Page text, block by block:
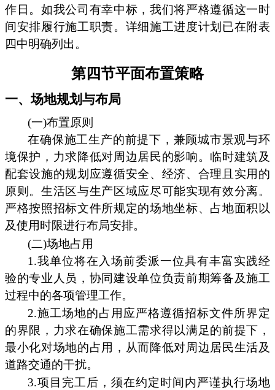
作日。如我公司有幸中标，我们将严格遵循这一时
间安排履行施工职责。详细施工进度计划已在附表
四中明确列出。
第四节平面布置策略
一、场地规划与布局
(一)布置原则
在确保施工生产的前提下，兼顾城市景观与环
境保护，力求降低对周边居民的影响。临时建筑及
配套设施的规划应遵循安全、经济、合理且实用的
原则。生活区与生产区域应尽可能实现有效分离。
严格按照招标文件所规定的场地坐标、占地面积以
及使用时限进行布局安排。
(二)场地占用
1.我单位将在入场前委派一位具有丰富实践经
验的专业人员，协同建设单位负责前期筹备及施工
过程中的各项管理工作。
2.施工场地的占用应严格遵循招标文件所界定
的界限，力求在确保施工需求得以满足的前提下，
最小化对场地的占用，从而降低对周边居民生活及
道路交通的干扰。
3.项目完工后，须在约定时间内严谨执行场地